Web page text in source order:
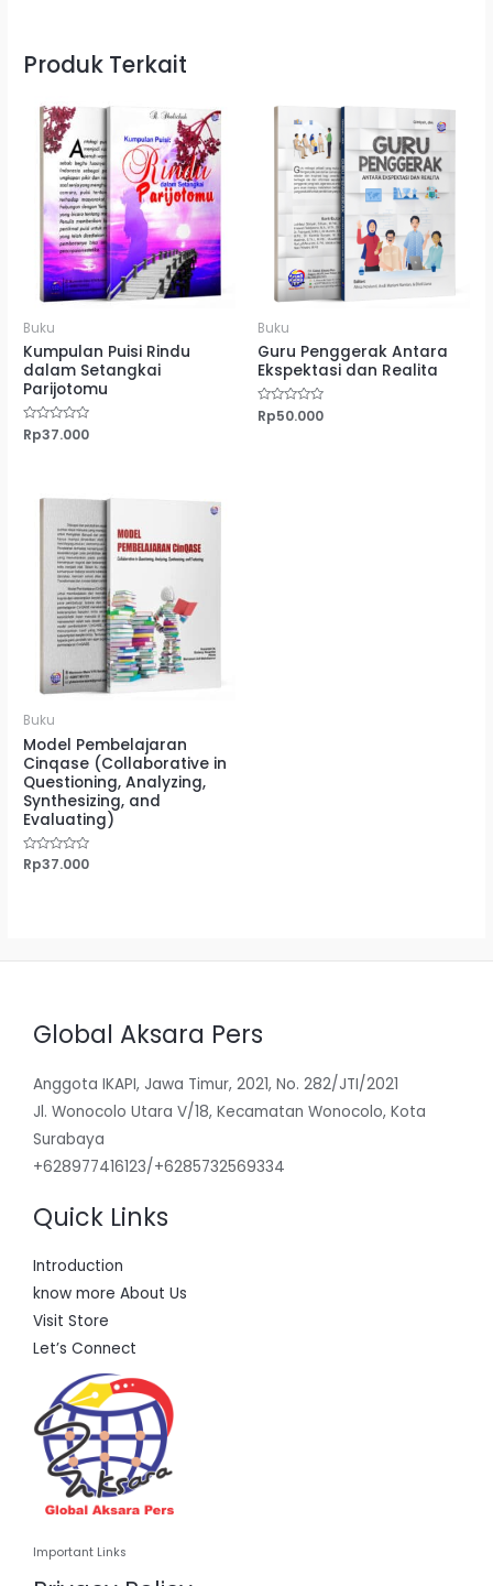
Produk Terkait
Buku
Kumpulan Puisi Rindu
dalam Setangkai
Parijotomu
Dinilai
0
Rp37.000
Buku
Guru Penggerak Antara
Ekspektasi dan Realita
Dinilai
0
Rp50.000
Buku
Model Pembelajaran
Cinqase (Collaborative in
Questioning, Analyzing,
Synthesizing, and
Evaluating)
Dinilai
0
Rp37.000
Global Aksara Pers
Anggota IKAPI, Jawa Timur, 2021, No. 282/JTI/2021
Jl. Wonocolo Utara V/18, Kecamatan Wonocolo, Kota
Surabaya
+628977416123/+6285732569334
Quick Links
Introduction
know more About Us
Visit Store
Let’s Connect
Important Links